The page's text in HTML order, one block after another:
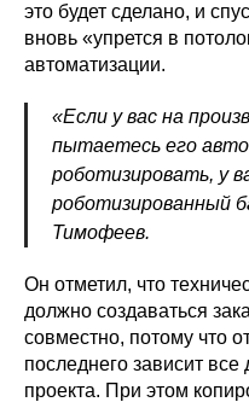
это будет сделано, и
вновь «упрется в
автоматизации.
«Если у вас на
пытаетесь его
роботизировать, у
роботизированный
Тимофеев.
Он отметил, что
должно создаваться
совместно, потому что
последнего зависит
проекта. При этом